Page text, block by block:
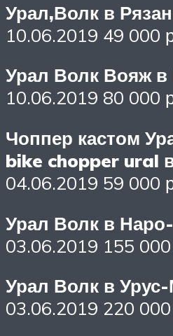
Урал,Волк в
10.06.2019 49 000
Урал Волк Вояж в
10.06.2019 80 000
Чоппер кастом
bike chopper ural
04.06.2019 59 000
Урал Волк в
03.06.2019 155 000
Урал Волк в
03.06.2019 220 000